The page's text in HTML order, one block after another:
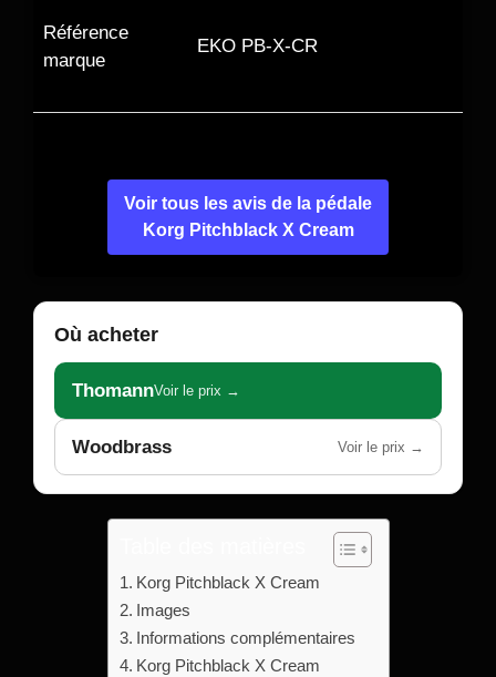
Référence
marque
EKO PB-X-CR
Voir tous les avis de la pédale
Korg Pitchblack X Cream
Où acheter
ThomannVoir le prix →
Woodbrass Voir le prix →
Korg Pitchblack X Cream
Images
Informations complémentaires
Korg Pitchblack X Cream